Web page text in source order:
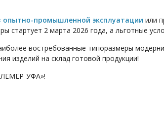
опытно-промышленной эксплуатации или
2 марта 2026 года, а льготные
востребованные типоразмеры
изделий на склад готовой продукции!
УФА»!